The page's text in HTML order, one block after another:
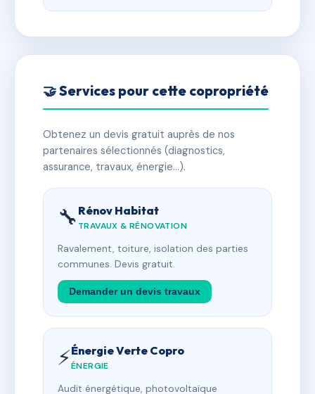
🤝 Services pour cette copropriété
Obtenez un devis gratuit auprès de nos
partenaires sélectionnés (diagnostics,
assurance, travaux, énergie…).
🔧 Rénov Habitat
TRAVAUX & RÉNOVATION
Ravalement, toiture, isolation des parties
communes. Devis gratuit.
Demander un devis travaux
⚡Énergie Verte Copro
ÉNERGIE
Audit énergétique, photovoltaïque